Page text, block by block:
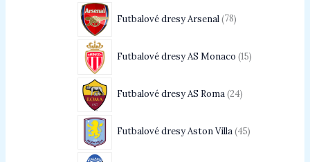
Futbalové dresy Arsenal 78
Futbalové dresy AS Monaco 15
Futbalové dresy AS Roma 24
Futbalové dresy Aston Villa 45